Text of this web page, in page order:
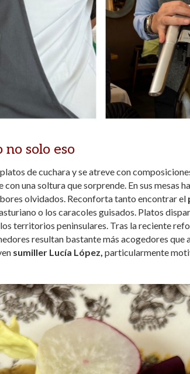
solo eso
de cuchara y se atreve con
una soltura que sorprende. En sus mesas
olvidados. Reconforta tanto encontrar el
o los caracoles guisados. Platos
territorios peninsulares. Tras la reciente
resultan bastante más acogedores que
sumiller Lucía López, particularmente